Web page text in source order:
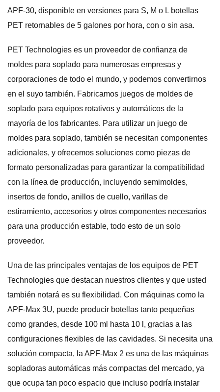
APF-30, disponible en versiones para S, M o L botellas
PET retornables de 5 galones por hora, con o sin asa.
PET Technologies es un proveedor de confianza de
moldes para soplado para numerosas empresas y
corporaciones de todo el mundo, y podemos convertirnos
en el suyo también. Fabricamos juegos de moldes de
soplado para equipos rotativos y automáticos de la
mayoría de los fabricantes. Para utilizar un juego de
moldes para soplado, también se necesitan componentes
adicionales, y ofrecemos soluciones como piezas de
formato personalizadas para garantizar la compatibilidad
con la línea de producción, incluyendo semimoldes,
insertos de fondo, anillos de cuello, varillas de
estiramiento, accesorios y otros componentes necesarios
para una producción estable, todo esto de un solo
proveedor.
Una de las principales ventajas de los equipos de PET
Technologies que destacan nuestros clientes y que usted
también notará es su flexibilidad. Con máquinas como la
APF-Max 3U, puede producir botellas tanto pequeñas
como grandes, desde 100 ml hasta 10 l, gracias a las
configuraciones flexibles de las cavidades. Si necesita una
solución compacta, la APF-Max 2 es una de las máquinas
sopladoras automáticas más compactas del mercado, ya
que ocupa tan poco espacio que incluso podría instalar